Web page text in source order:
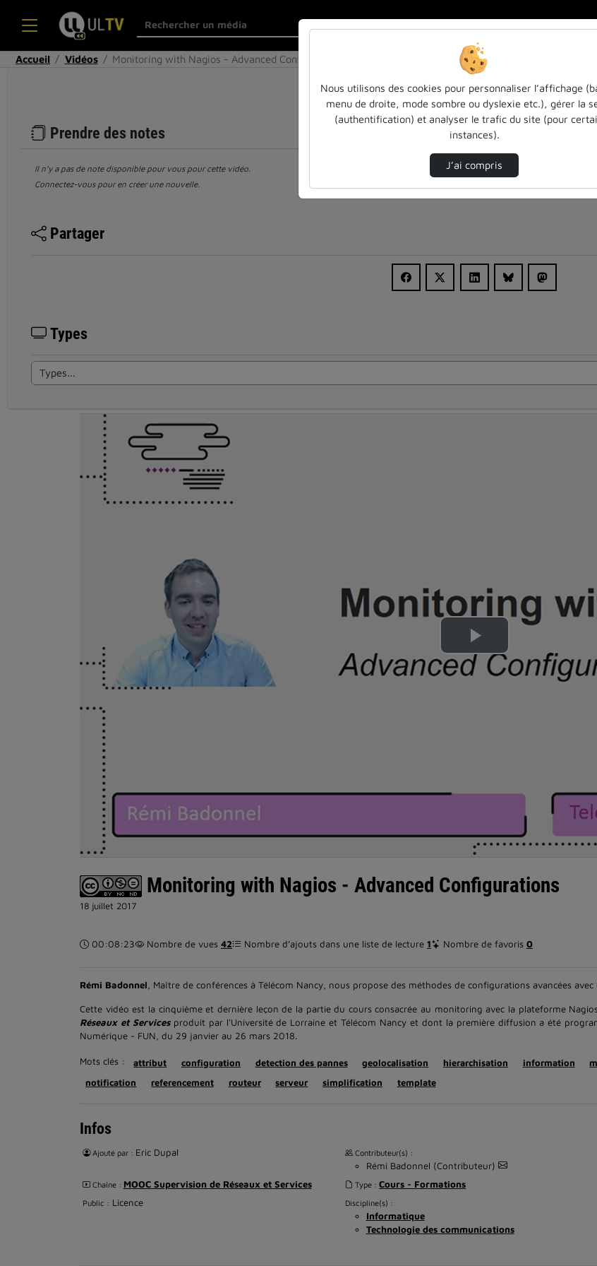
Accueil Vidéos Monitoring with Nagios - Advanced Configurat…
Prendre des notes
Il n’y a pas de note disponible pour vous pour cette vidéo.
Connectez-vous pour en créer une nouvelle.
Partager
Types
Lire
Monitoring with Nagios - Advanced Configurations
18 juillet 2017
Durée :
00:08:23 Nombre de vues 42 Nombre d’ajouts dans une liste de lecture 1 Nombre de favoris 0
Rémi Badonnel , Maître de conférences à Télécom Nancy, nous propose des méthodes de configurations avancées
Cette vidéo est la cinquième et dernière leçon de la partie du cours consacrée au monitoring avec la plateforme
Réseaux et Servicesproduit par l'Université de Lorraine et Télécom Nancy et dont la première diffusion a été
Numérique - FUN, du 29 janvier au 26 mars 2018.
Mots clés : attribut configuration detection des pannes geolocalisation hierarchisation information
notification
referencement routeur serveur simplification template
Infos
Ajouté par : Eric Dupal Contributeur(s) :
Rémi Badonnel (Contributeur)
Chaîne : MOOC Supervision de Réseaux et Services Type :Cours - Formations
Public : Licence Discipline(s) :
Informatique
Technologie des communications
Nous utilisons des cookies pour personnaliser l’affichage
menu de droite, mode sombre ou dyslexie etc.), gérer la
(authentification) et analyser le trafic du site (pour
instances).
J’ai compris